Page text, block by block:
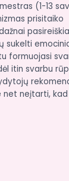
(1-13
prisitaiko
sukelti
formuojasi
itin svarbu
net neįtarti,